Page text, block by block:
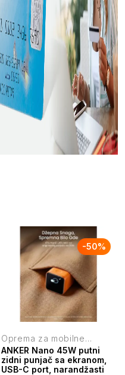
-50%
Oprema za mobilne
telefone
ANKER Nano 45W putni
zidni punjač sa ekranom,
USB-C port, narandžasti